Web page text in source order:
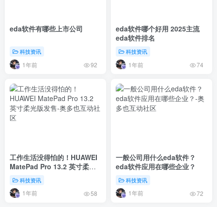
eda软件有哪些上市公司
科技资讯
1年前 92
eda软件哪个好用 2025主流
eda软件排名
科技资讯
1年前 74
工作生活没得怕的！HUAWEI
MatePad Pro 13.2 英寸柔光
科技资讯
1年前 58
一般公司用什么eda软件？
eda软件应用在哪些企业？
科技资讯
1年前 72